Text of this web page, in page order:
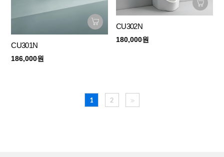
CU301N
186,000원
CU302N
180,000원
1 2